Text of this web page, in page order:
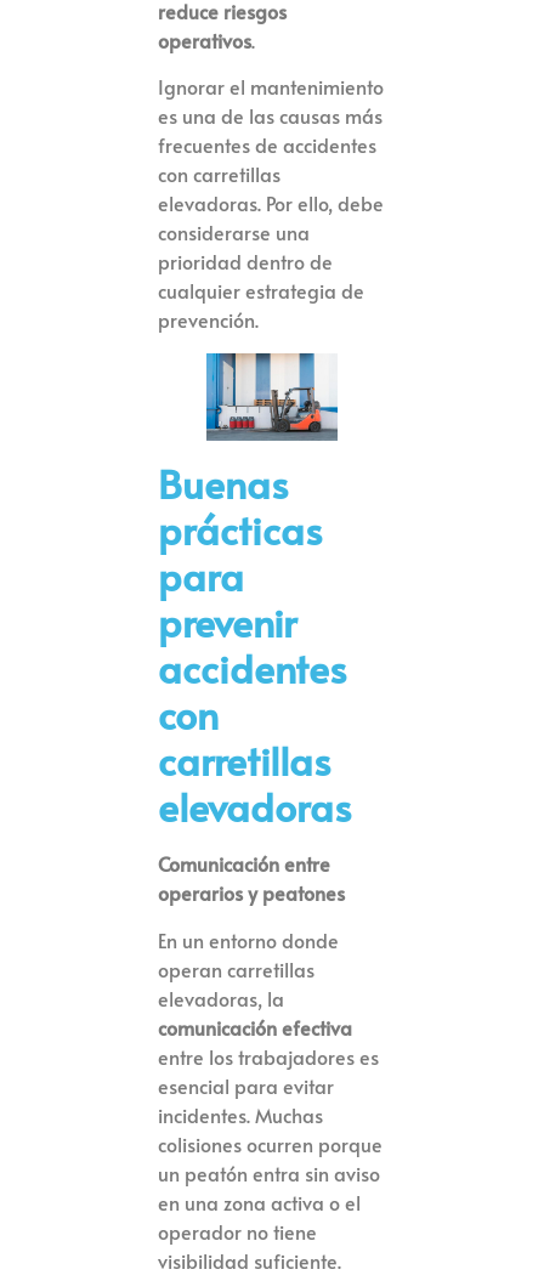
reduce riesgos
operativos.
Ignorar el mantenimiento
es una de las causas más
frecuentes de accidentes
con carretillas
elevadoras. Por ello, debe
considerarse una
prioridad dentro de
cualquier estrategia de
prevención.
Buenas
prácticas
para
prevenir
accidentes
con
carretillas
elevadoras
Comunicación entre
operarios y peatones
En un entorno donde
operan carretillas
elevadoras, la
comunicación efectiva
entre los trabajadores es
esencial para evitar
incidentes. Muchas
colisiones ocurren porque
un peatón entra sin aviso
en una zona activa o el
operador no tiene
visibilidad suficiente.